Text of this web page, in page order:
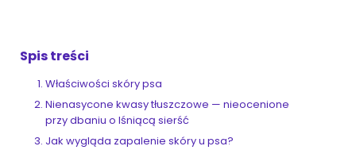
ZoociaLove News
Spis treści
Właściwości skóry psa
Nienasycone kwasy tłuszczowe — nieocenione
przy dbaniu o lśniącą sierść
Jak wygląda zapalenie skóry u psa?